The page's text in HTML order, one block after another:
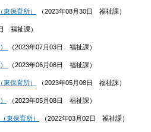
保育所） （2023年08月30日 福祉課）
福祉課）
（2023年07月03日 福祉課）
（2023年06月06日 福祉課）
保育所） （2023年05月08日 福祉課）
（2023年05月08日 福祉課）
東保育所） （2022年03月02日 福祉課）